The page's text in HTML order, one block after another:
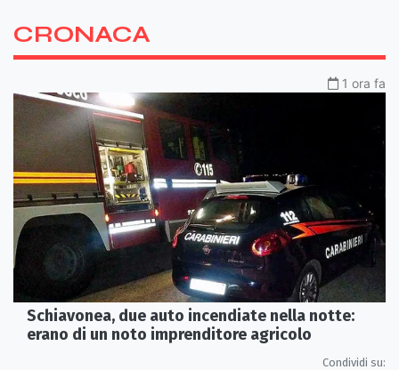
CRONACA
1 ora fa
Schiavonea, due auto incendiate nella notte:
erano di un noto imprenditore agricolo
Condividi su: